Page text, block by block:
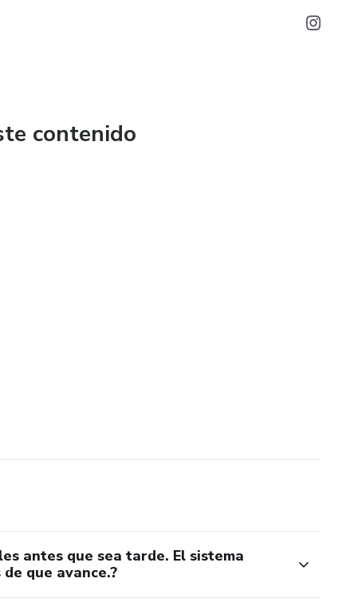
contenido
antes que sea tarde. El sistema
que avance.?